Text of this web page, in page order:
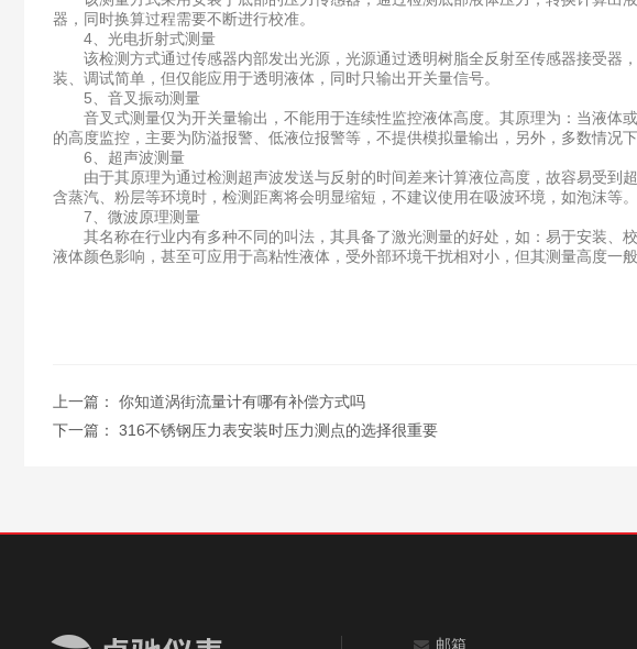
器，同时换算过程需要不断进行校准。
4、光电折射式测量
该检测方式通过传感器内部发出光源，光源通过透明树脂全反射至传感器接受器
装、调试简单，但仅能应用于透明液体，同时只输出开关量信号。
5、音叉振动测量
音叉式测量仅为开关量输出，不能用于连续性监控液体高度。其原理为：当液体
的高度监控，主要为防溢报警、低液位报警等，不提供模拟量输出，另外，多数情况
6、超声波测量
由于其原理为通过检测超声波发送与反射的时间差来计算液位高度，故容易受到
含蒸汽、粉层等环境时，检测距离将会明显缩短，不建议使用在吸波环境，如泡沫等。
7、微波原理测量
其名称在行业内有多种不同的叫法，其具备了激光测量的好处，如：易于安装、
液体颜色影响，甚至可应用于高粘性液体，受外部环境干扰相对小，但其测量高度一般
上一篇： 你知道涡街流量计有哪有补偿方式吗
下一篇： 316不锈钢压力表安装时压力测点的选择很重要
邮箱